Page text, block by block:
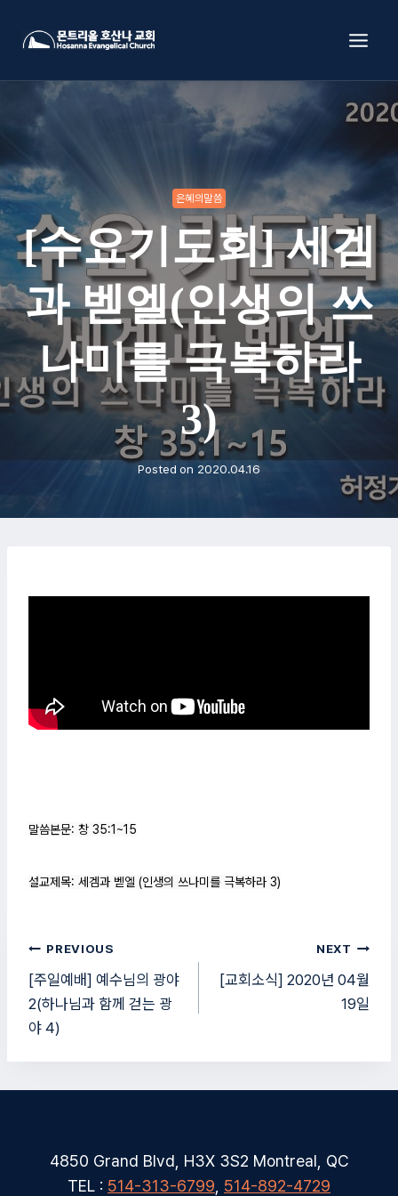
은혜의말씀
[수요기도회] 세겜
과 벧엘(인생의 쓰
나미를 극복하라
3)
Posted on 2020.04.16
말씀본문: 창 35:1~15
설교제목: 세겜과 벧엘 (인생의 쓰나미를 극복하라 3)
글
탐
색
PREVIOUS
[주일예배] 예수님의 광야
2(하나님과 함께 걷는 광
야 4)
NEXT
[교회소식] 2020년 04월
19일
4850 Grand Blvd, H3X 3S2 Montreal, QC
TEL : 514-313-6799 514-892-4729